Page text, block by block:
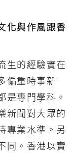
化與作風跟香
生的經驗實在
偏重時事新
是專門學科。
新聞對大眾的
專業水準。另
同。香港以實